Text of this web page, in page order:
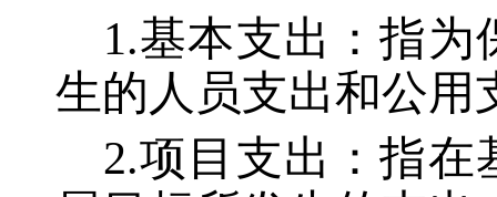
1.基本支出：指
生的人员支出和公用
2.项目支出：指